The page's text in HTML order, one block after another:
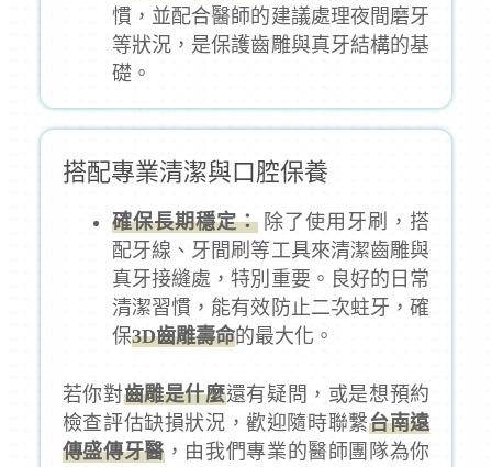
慣，並配合醫師的建議處理夜間磨牙
等狀況，是保護齒雕與真牙結構的基
礎。
搭配專業清潔與口腔保養
確保長期穩定：除了使用牙刷，搭
配牙線、牙間刷等工具來清潔齒雕與
真牙接縫處，特別重要。良好的日常
清潔習慣，能有效防止二次蛀牙，確
保3D齒雕壽命的最大化。
若你對齒雕是什麼還有疑問，或是想預約
檢查評估缺損狀況，歡迎隨時聯繫台南遠
傳盛傳牙醫，由我們專業的醫師團隊為你